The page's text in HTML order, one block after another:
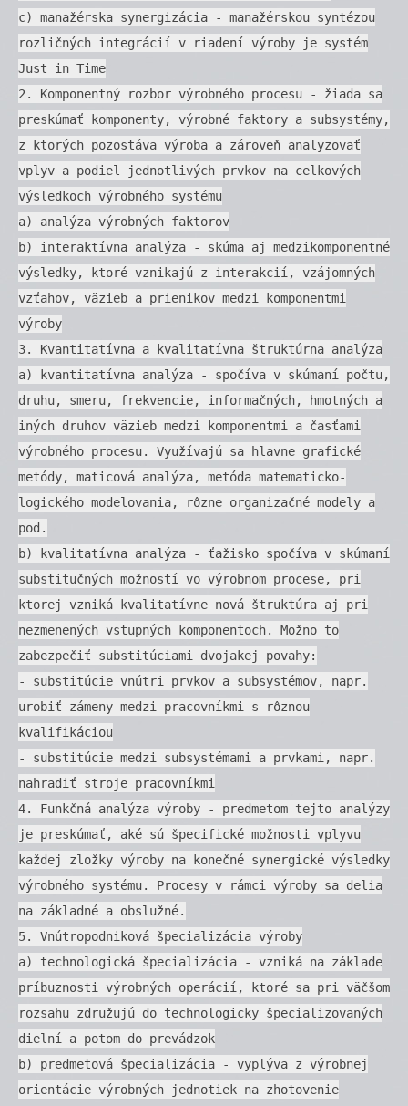
c) manažérska synergizácia - manažérskou syntézou
rozličných integrácií v riadení výroby je systém
Just in Time
2. Komponentný rozbor výrobného procesu - žiada sa
preskúmať komponenty, výrobné faktory a subsystémy,
z ktorých pozostáva výroba a zároveň analyzovať
vplyv a podiel jednotlivých prvkov na celkových
výsledkoch výrobného systému
a) analýza výrobných faktorov
b) interaktívna analýza - skúma aj medzikomponentné
výsledky, ktoré vznikajú z interakcií, vzájomných
vzťahov, väzieb a prienikov medzi komponentmi
výroby
3. Kvantitatívna a kvalitatívna štruktúrna analýza
a) kvantitatívna analýza - spočíva v skúmaní počtu,
druhu, smeru, frekvencie, informačných, hmotných a
iných druhov väzieb medzi komponentmi a časťami
výrobného procesu. Využívajú sa hlavne grafické
metódy, maticová analýza, metóda matematicko-
logického modelovania, rôzne organizačné modely a
pod.
b) kvalitatívna analýza - ťažisko spočíva v skúmaní
substitučných možností vo výrobnom procese, pri
ktorej vzniká kvalitatívne nová štruktúra aj pri
nezmenených vstupných komponentoch. Možno to
zabezpečiť substitúciami dvojakej povahy:
- substitúcie vnútri prvkov a subsystémov, napr.
urobiť zámeny medzi pracovníkmi s rôznou
kvalifikáciou
- substitúcie medzi subsystémami a prvkami, napr.
nahradiť stroje pracovníkmi
4. Funkčná analýza výroby - predmetom tejto analýzy
je preskúmať, aké sú špecifické možnosti vplyvu
každej zložky výroby na konečné synergické výsledky
výrobného systému. Procesy v rámci výroby sa delia
na základné a obslužné.
5. Vnútropodniková špecializácia výroby
a) technologická špecializácia - vzniká na základe
príbuznosti výrobných operácií, ktoré sa pri väčšom
rozsahu združujú do technologicky špecializovaných
dielní a potom do prevádzok
b) predmetová špecializácia - vyplýva z výrobnej
orientácie výrobných jednotiek na zhotovenie